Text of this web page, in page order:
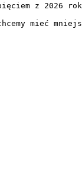
z
mieć